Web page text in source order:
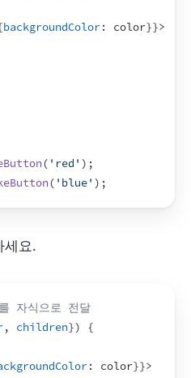
backgroundColor: color}}>
( 'red' ) ;
( 'blue' ) ;
세요.
자식으로 전달
, children})
{
: color}}>